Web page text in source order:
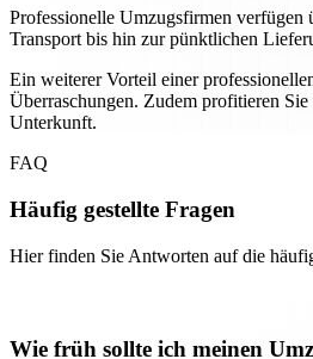
Professionelle Umzugsfirmen verfügen
Transport bis hin zur pünktlichen
Ein weiterer Vorteil einer
Überraschungen. Zudem profitieren
Unterkunft.
FAQ
Häufig gestellte Fragen
Hier finden Sie Antworten auf die
Wie früh sollte ich meinen